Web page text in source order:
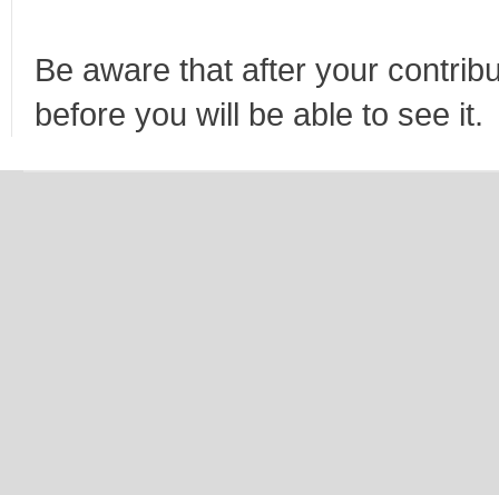
Be aware that after your
before you will be able to see it.